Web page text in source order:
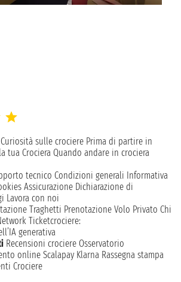
Curiosità sulle crociere Prima di partire in
tua Crociera Quando andare in crociera
tecnico Condizioni generali Informativa
Assicurazione Dichiarazione di
Lavora con noi
Traghetti Prenotazione Volo Privato Chi
Ticketcrociere:
generativa
Recensioni crociere Osservatorio
online Scalapay Klarna Rassegna stampa
Crociere